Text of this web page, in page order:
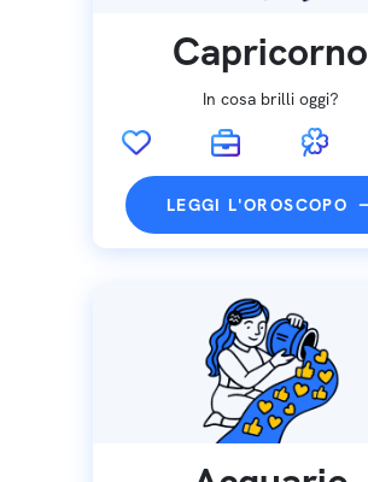
Capricorno
In cosa brilli oggi?
LEGGI L'OROSCOPO